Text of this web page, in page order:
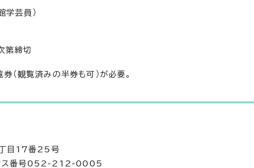
学芸員）
第締切
（観覧済みの半券も可）が必要。
目17番25号
ス番号052-212-0005